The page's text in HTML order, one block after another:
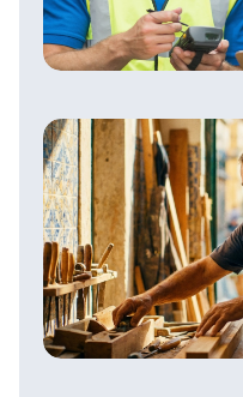
Faire une
la logistique